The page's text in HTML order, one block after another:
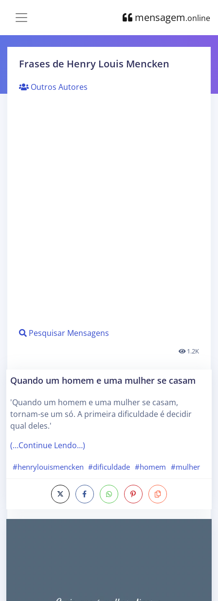
mensagem.online
Frases de Henry Louis Mencken
Outros Autores
Pesquisar Mensagens
1.2K
Quando um homem e uma mulher se casam
'Quando um homem e uma mulher se casam,
tornam-se um só. A primeira dificuldade é decidir
qual deles.'
(…Continue Lendo…)
#henrylouismencken #dificuldade #homem #mulher